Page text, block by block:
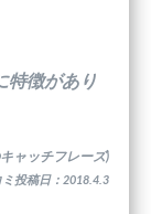
特徴があり
ャッチフレーズ)
ミ投稿日：2018.4.3